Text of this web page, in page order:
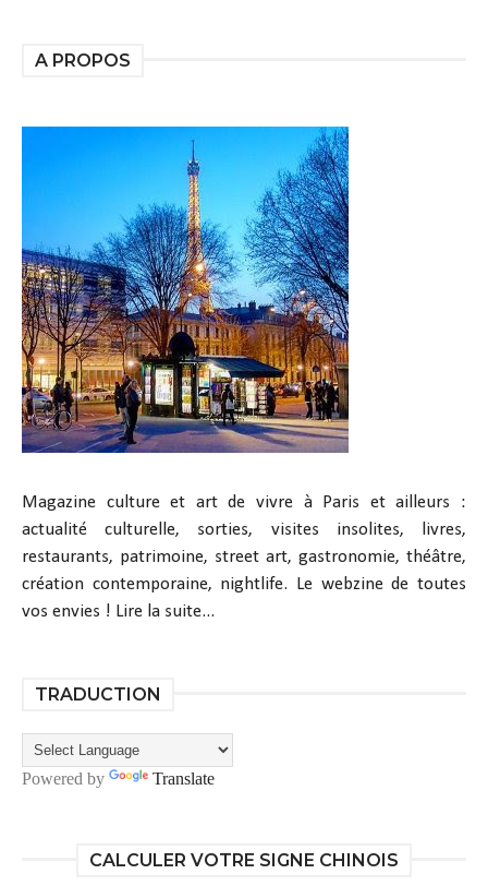
A PROPOS
Magazine culture et art de vivre à Paris et ailleurs :
actualité culturelle, sorties, visites insolites, livres,
restaurants, patrimoine, street art, gastronomie, théâtre,
création contemporaine, nightlife. Le webzine de toutes
vos envies ! Lire la suite...
TRADUCTION
Powered by Translate
CALCULER VOTRE SIGNE CHINOIS